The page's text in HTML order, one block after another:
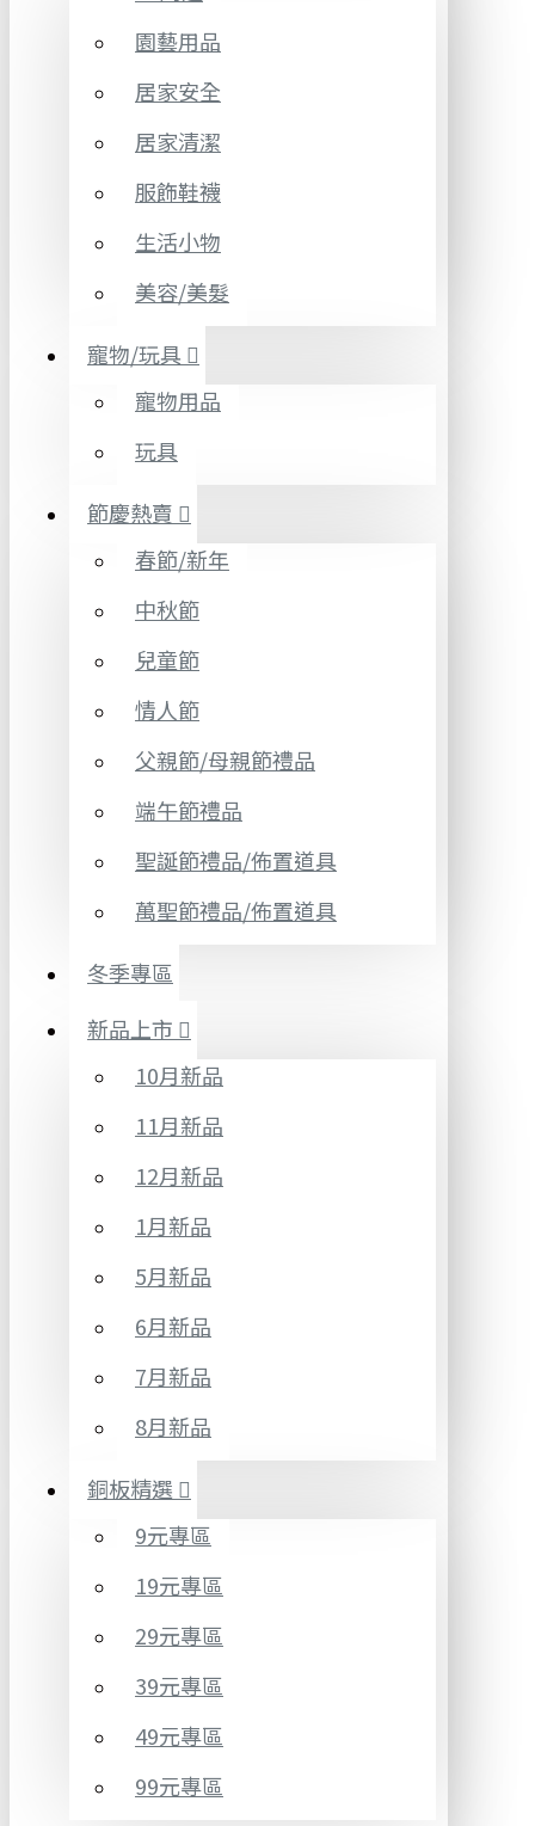
園藝用品
居家安全
居家清潔
服飾鞋襪
生活小物
美容/美髮
寵物/玩具
寵物用品
玩具
節慶熱賣
春節/新年
中秋節
兒童節
情人節
父親節/母親節禮品
端午節禮品
聖誕節禮品/佈置道具
萬聖節禮品/佈置道具
冬季專區
新品上市
10月新品
11月新品
12月新品
1月新品
5月新品
6月新品
7月新品
8月新品
銅板精選
9元專區
19元專區
29元專區
39元專區
49元專區
99元專區